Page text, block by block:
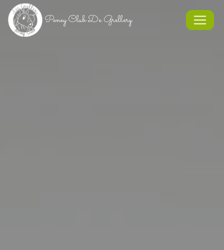
Poney Club De Grellery
Panneau de gestion des cookies